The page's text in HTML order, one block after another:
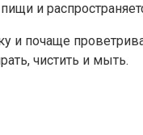
и
почаще
чистить и мыть.